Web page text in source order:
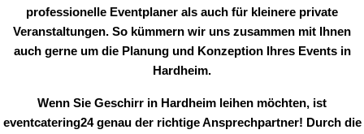
professionelle Eventplaner als auch für kleinere private
Veranstaltungen. So kümmern wir uns zusammen mit Ihnen
auch gerne um die Planung und Konzeption Ihres Events in
Hardheim.
Wenn Sie Geschirr in Hardheim leihen möchten, ist
eventcatering24 genau der richtige Ansprechpartner! Durch die